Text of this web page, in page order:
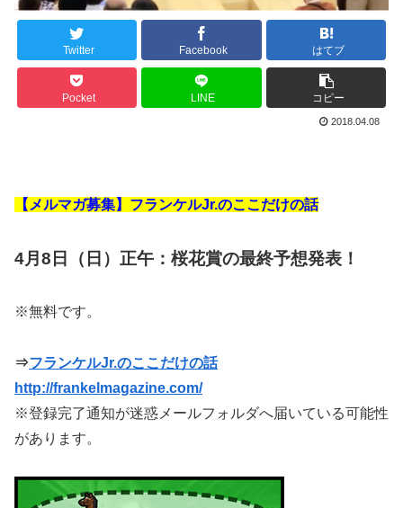
Twitter Facebook はてブ
Pocket LINE コピー
2018.04.08
【メルマガ募集】フランケルJr.のここだけの話
4月8日（日）正午：桜花賞の最終予想発表！
※無料です。
⇒フランケルJr.のここだけの話
http://frankelmagazine.com/
※登録完了通知が迷惑メールフォルダへ届いている可能性
があります。